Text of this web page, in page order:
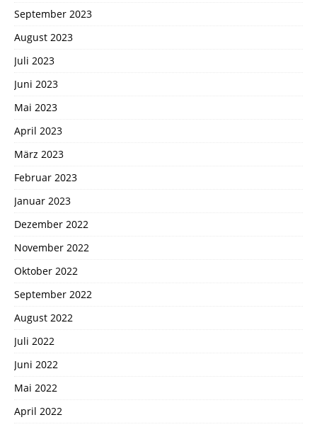
September 2023
August 2023
Juli 2023
Juni 2023
Mai 2023
April 2023
März 2023
Februar 2023
Januar 2023
Dezember 2022
November 2022
Oktober 2022
September 2022
August 2022
Juli 2022
Juni 2022
Mai 2022
April 2022